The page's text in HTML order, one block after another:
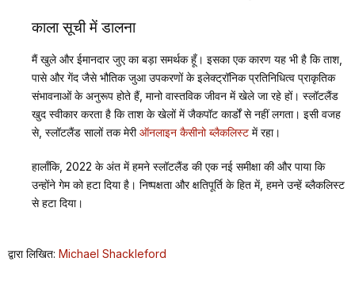
काला सूची में डालना
मैं खुले और ईमानदार जुए का बड़ा समर्थक हूँ। इसका एक कारण यह भी है कि ताश,
पासे और गेंद जैसे भौतिक जुआ उपकरणों के इलेक्ट्रॉनिक प्रतिनिधित्व प्राकृतिक
संभावनाओं के अनुरूप होते हैं, मानो वास्तविक जीवन में खेले जा रहे हों। स्लॉटलैंड
खुद स्वीकार करता है कि ताश के खेलों में जैकपॉट कार्डों से नहीं लगता। इसी वजह
से, स्लॉटलैंड सालों तक मेरीऑनलाइन कैसीनो ब्लैकलिस्ट में रहा।
हालाँकि, 2022 के अंत में हमने स्लॉटलैंड की एक नई समीक्षा की और पाया कि
उन्होंने गेम को हटा दिया है। निष्पक्षता और क्षतिपूर्ति के हित में, हमने उन्हें ब्लैकलिस्ट
से हटा दिया।
द्वारा लिखित: Michael Shackleford